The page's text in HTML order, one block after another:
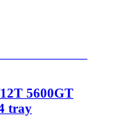
5600GT
tray